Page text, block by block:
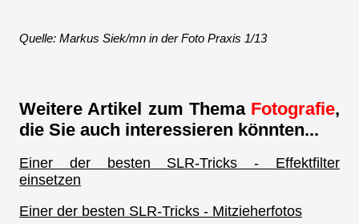
Quelle: Markus Siek/mn in der Foto Praxis 1/13
Weitere Artikel zum Thema Fotografie,
die Sie auch interessieren könnten...
Einer der besten SLR-Tricks - Effektfilter
einsetzen
Einer der besten SLR-Tricks - Mitzieherfotos